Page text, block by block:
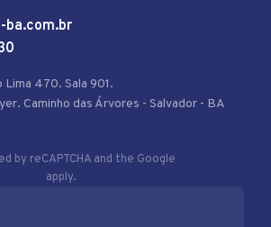
ba.com.br
Lima 470. Sala 901.
Caminho das Árvores - Salvador - BA
by reCAPTCHA and the Google
apply.